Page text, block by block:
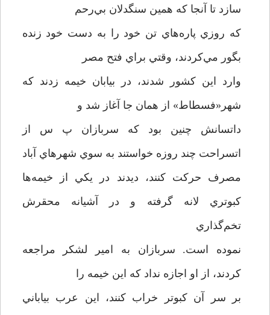
سازد تا آنجا که همين سنگدلان بي‌رحم
که روزي پاره‌هاي تن خود را به دست خود زنده
بگور مي‌کردند، وقتي براي فتح مصر
وارد اين کشور شدند، در بيابان خيمه زدند که
شهر«فسطاط» از همان جا آغاز شد و
داتسانش چنين بود که سربازان پ س از
اتسراحت چند روزه خواستند به سوي شهرهاي آباد
مصرف حرکت کنند، ديدند در يکي از خيمه‌ها
کبوتري لانه گرفته و در آشيانه محقرش
تخم‌گذاري
نموده است. سربازان به امير لشکر مراجعه
کردند، از او اجازه نداد که اين خيمه را
بر سر آن کبوتر خراب کنند، اين عرب بياباني